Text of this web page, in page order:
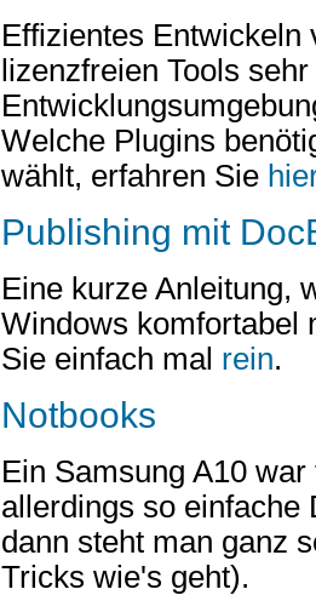
Effizientes Entwickeln
lizenzfreien Tools
Welche Plugins
wählt, erfahren Sie
Publishing mit
Eine kurze Anleitung,
Windows komfortabel
Sie einfach mal rein.
Notbooks
Ein Samsung A10
allerdings so einfache
dann steht man ganz
Tricks wie's geht).